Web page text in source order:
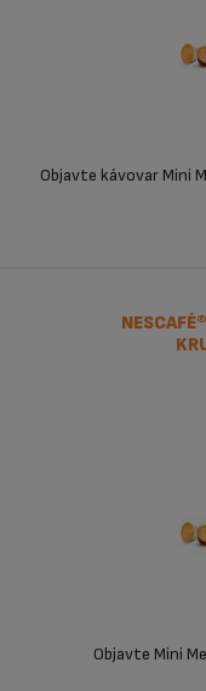
Objavte kávovar Mini
Objavte Mini